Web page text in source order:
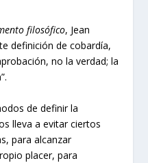
filosófico, Jean
definición de cobardía,
no la verdad; la
de definir la
lleva a evitar ciertos
para alcanzar
placer, para